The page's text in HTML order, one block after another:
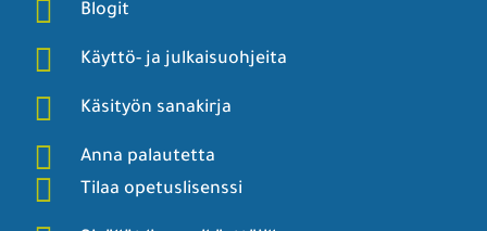
Blogit
Käyttö- ja julkaisuohjeita
Käsityön sanakirja
Anna palautetta
Tilaa opetuslisenssi